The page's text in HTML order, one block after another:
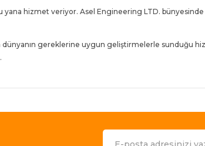
yana hizmet veriyor. Asel Engineering LTD.
gereklerine uygun geliştirmelerle sunduğu
takipçisi ile KKTC’de e-ticaretin lideri olmanın